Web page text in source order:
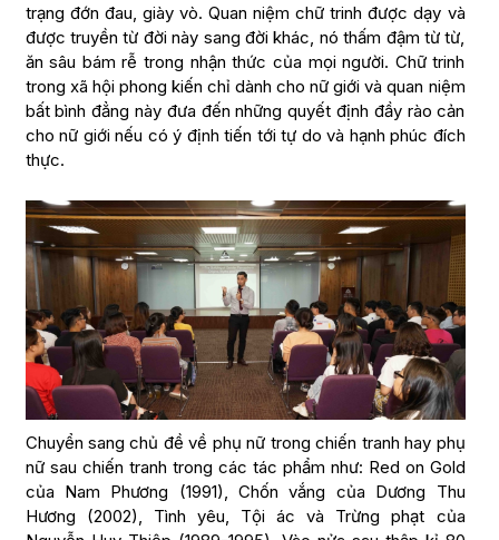
trạng đớn đau, giày vò. Quan niệm chữ trinh được dạy và
được truyền từ đời này sang đời khác, nó thấm đậm từ từ,
ăn sâu bám rễ trong nhận thức của mọi người. Chữ trinh
trong xã hội phong kiến chỉ dành cho nữ giới và quan niệm
bất bình đẳng này đưa đến những quyết định đầy rào cản
cho nữ giới nếu có ý định tiến tới tự do và hạnh phúc đích
thực.
Chuyển sang chủ đề về phụ nữ trong chiến tranh hay phụ
nữ sau chiến tranh trong các tác phẩm như: Red on Gold
của Nam Phương (1991), Chốn vắng của Dương Thu
Hương (2002), Tình yêu, Tội ác và Trừng phạt của